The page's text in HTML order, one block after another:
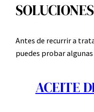
Antes de recurrir a
puedes probar algunas
ACEITE